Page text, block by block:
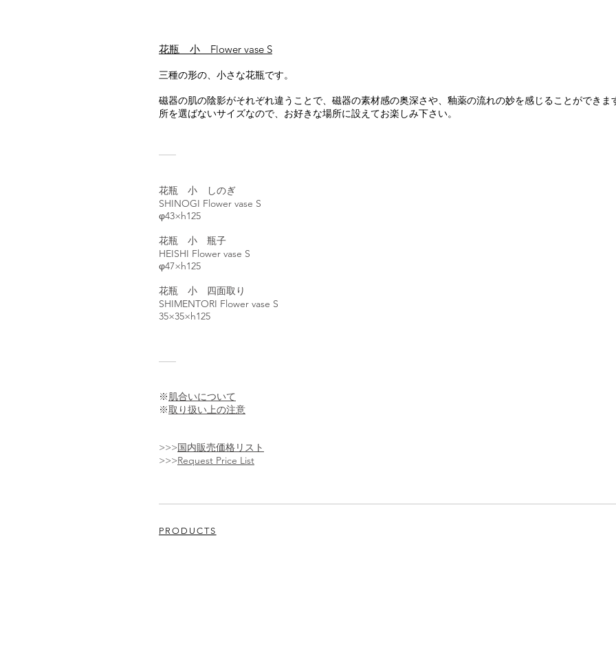
花瓶 小 Flower vase S
三種の形の、小さな花瓶です。
磁器の肌の陰影がそれぞれ違うことで、磁器の素材感の奥深さや、釉薬の流れの妙を感じることができま
所を選ばないサイズなので、お好きな場所に設えてお楽しみ下さい。
花瓶 小 しのぎ
SHINOGI Flower vase S
φ43×h125
花瓶 小 瓶子
HEISHI Flower vase S
φ47×h125
花瓶 小 四面取り
SHIMENTORI Flower vase S
35×35×h125
※肌合いについて
※取り扱い上の注意
>>>国内販売価格リスト
>>>Request Price List
PRODUCTS